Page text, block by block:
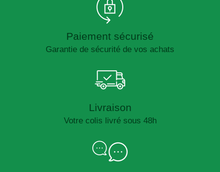
Paiement sécurisé
Garantie de sécurité de vos achats
Livraison
Votre colis livré sous 48h